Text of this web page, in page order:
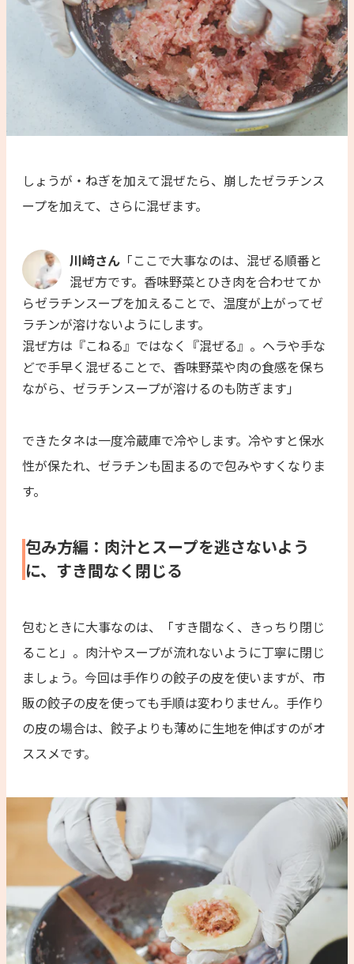
しょうが・ねぎを加えて混ぜたら、崩したゼラチンス
ープを加えて、さらに混ぜます。
川﨑さん 「ここで大事なのは、混ぜる順番と
混ぜ方です。香味野菜とひき肉を合わせてか
らゼラチンスープを加えることで、温度が上がってゼ
ラチンが溶けないようにします。
混ぜ方は『こねる』ではなく『混ぜる』。ヘラや手な
どで手早く混ぜることで、香味野菜や肉の食感を保ち
ながら、ゼラチンスープが溶けるのも防ぎます」
できたタネは一度冷蔵庫で冷やします。冷やすと保水
性が保たれ、ゼラチンも固まるので包みやすくなりま
す。
包み方編：肉汁とスープを逃さないよう
に、すき間なく閉じる
包むときに大事なのは、「すき間なく、きっちり閉じ
ること」。肉汁やスープが流れないように丁寧に閉じ
ましょう。今回は手作りの餃子の皮を使いますが、市
販の餃子の皮を使っても手順は変わりません。手作り
の皮の場合は、餃子よりも薄めに生地を伸ばすのがオ
ススメです。